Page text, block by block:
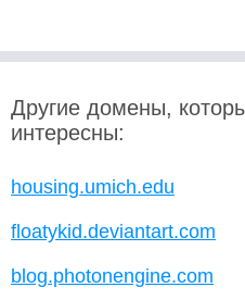
Другие домены,
интересны:
housing.umich.edu
floatykid.deviantart.com
blog.photonengine.com